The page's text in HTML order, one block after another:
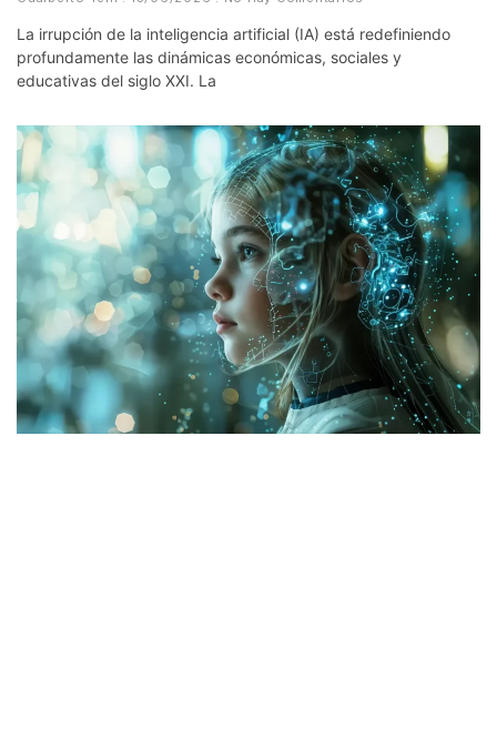
La irrupción de la inteligencia artificial (IA) está redefiniendo
profundamente las dinámicas económicas, sociales y
educativas del siglo XXI. La